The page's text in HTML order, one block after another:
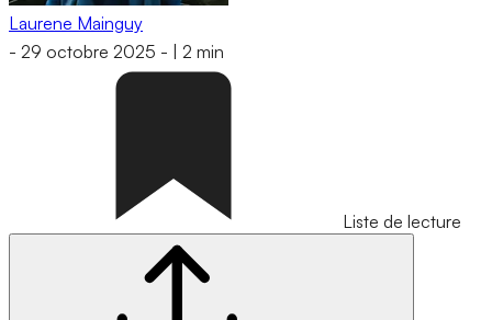
Laurene Mainguy
- 29 octobre 2025 - 2 min
Liste de lecture